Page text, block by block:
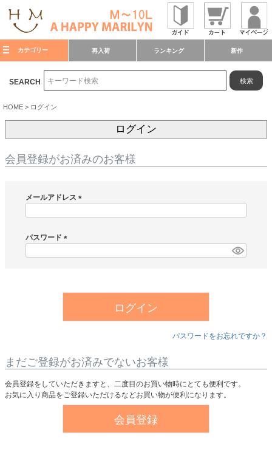
カテゴリー 再入荷 ランキング 新作
SEARCH 検索
HOME ログイン
ログイン
会員登録がお済みのお客様
メールアドレス
)
パスワード
ログイン
パスワードをお忘れですか？
まだご登録がお済みでないお客様
会員登録をしていただきますと、二度目のお買い物時にとても便利です。
お気に入り商品をご登録いただけるなどお買い物が便利になります。
会員登録